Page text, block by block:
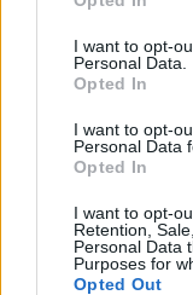
use your data for
consent section.
I want to opt-
Personal Data.
Opted In
I want to opt-
Personal Data
Opted In
I want to opt-
Retention,
Personal Data
Purposes for
Opted Out
„Csonka
érzés"
mtothorsi•2020. július